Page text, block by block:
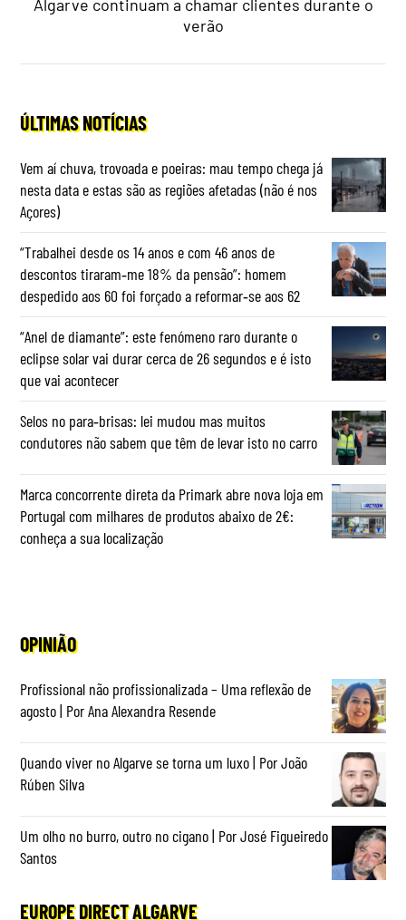
Algarve continuam a chamar clientes durante o
verão
ÚLTIMAS NOTÍCIAS
Vem aí chuva, trovoada e poeiras: mau tempo chega já
nesta data e estas são as regiões afetadas (não é nos
Açores)
“Trabalhei desde os 14 anos e com 46 anos de
descontos tiraram‑me 18% da pensão”: homem
despedido aos 60 foi forçado a reformar‑se aos 62
“Anel de diamante”: este fenómeno raro durante o
eclipse solar vai durar cerca de 26 segundos e é isto
que vai acontecer
Selos no para‑brisas: lei mudou mas muitos
condutores não sabem que têm de levar isto no carro
Marca concorrente direta da Primark abre nova loja em
Portugal com milhares de produtos abaixo de 2€:
conheça a sua localização
OPINIÃO
Profissional não profissionalizada – Uma reflexão de
agosto | Por Ana Alexandra Resende
Quando viver no Algarve se torna um luxo | Por João
Rúben Silva
Um olho no burro, outro no cigano | Por José Figueiredo
Santos
EUROPE DIRECT ALGARVE